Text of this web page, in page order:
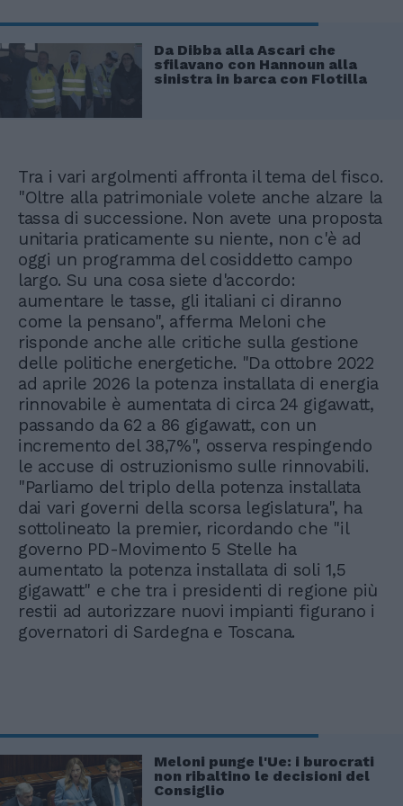
Da Dibba alla Ascari che
sfilavano con Hannoun alla
sinistra in barca con Flotilla
Tra i vari argolmenti affronta il tema del fisco.
"Oltre alla patrimoniale volete anche alzare la
tassa di successione. Non avete una proposta
unitaria praticamente su niente, non c'è ad
oggi un programma del cosiddetto campo
largo. Su una cosa siete d'accordo:
aumentare le tasse, gli italiani ci diranno
come la pensano", afferma Meloni che
risponde anche alle critiche sulla gestione
delle politiche energetiche. "Da ottobre 2022
ad aprile 2026 la potenza installata di energia
rinnovabile è aumentata di circa 24 gigawatt,
passando da 62 a 86 gigawatt, con un
incremento del 38,7%", osserva respingendo
le accuse di ostruzionismo sulle rinnovabili.
"Parliamo del triplo della potenza installata
dai vari governi della scorsa legislatura", ha
sottolineato la premier, ricordando che "il
governo PD-Movimento 5 Stelle ha
aumentato la potenza installata di soli 1,5
gigawatt" e che tra i presidenti di regione più
restii ad autorizzare nuovi impianti figurano i
governatori di Sardegna e Toscana.
Meloni punge l'Ue: i burocrati
non ribaltino le decisioni del
Consiglio